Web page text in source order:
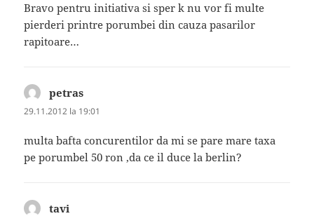
Bravo pentru initiativa si sper k nu vor fi multe
pierderi printre porumbei din cauza pasarilor
rapitoare…
petras
29.11.2012 la 19:01
multa bafta concurentilor da mi se pare mare taxa
pe porumbel 50 ron ,da ce il duce la berlin?
tavi